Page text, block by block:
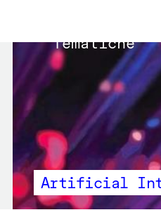
Main
Tematiche
Artificial